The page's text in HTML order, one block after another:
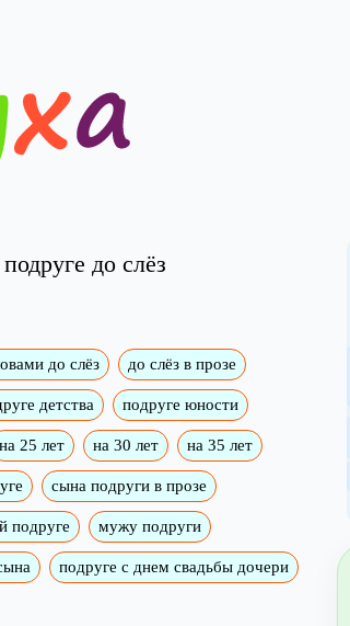
до слёз
до слёз до слёз в прозе
детства подруге юности
на 25 лет на 30 лет на 35 лет
сына подруги в прозе
подруге мужу подруги
подруге с днем свадьбы дочери